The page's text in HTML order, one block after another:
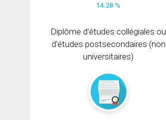
14.28 %
Diplôme d'études collégiales ou
d'études postsecondaires (non
universitaires)